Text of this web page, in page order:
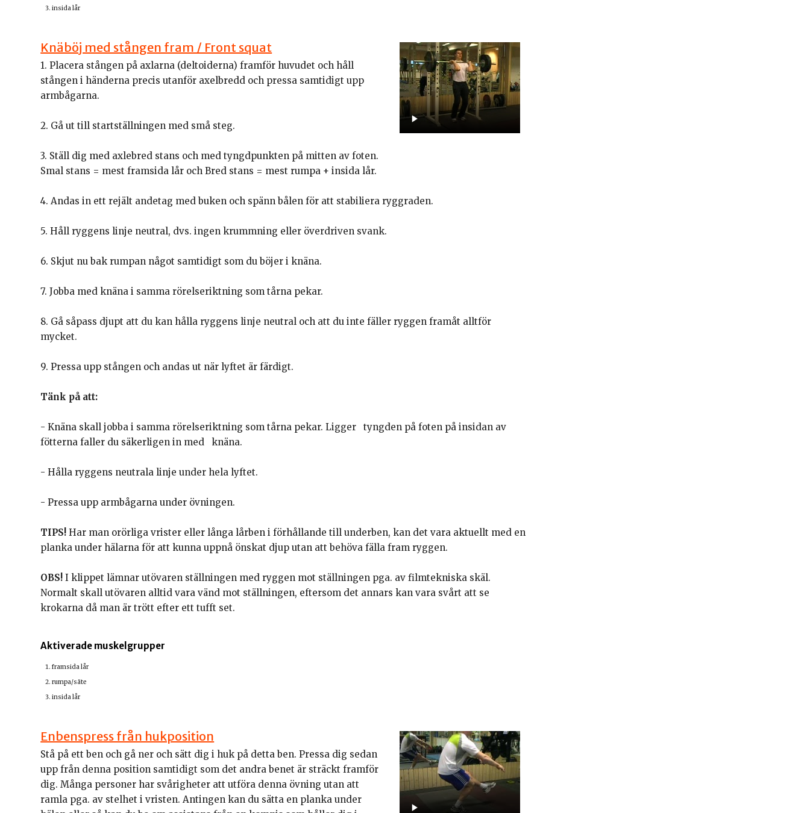
insida lår
Knäböj med stången fram / Front squat
1. Placera stången på axlarna (deltoiderna) framför huvudet och håll
stången i händerna precis utanför axelbredd och pressa samtidigt upp
armbågarna.
2. Gå ut till startställningen med små steg.
3. Ställ dig med axlebred stans och med tyngdpunkten på mitten av foten.
Smal stans = mest framsida lår och Bred stans = mest rumpa + insida lår.
4. Andas in ett rejält andetag med buken och spänn bålen för att stabiliera ryggraden.
5. Håll ryggens linje neutral, dvs. ingen krummning eller överdriven svank.
6. Skjut nu bak rumpan något samtidigt som du böjer i knäna.
7. Jobba med knäna i samma rörelseriktning som tårna pekar.
8. Gå såpass djupt att du kan hålla ryggens linje neutral och att du inte fäller ryggen framåt alltför
mycket.
9. Pressa upp stången och andas ut när lyftet är färdigt.
Tänk på att:
- Knäna skall jobba i samma rörelseriktning som tårna pekar. Ligger tyngden på foten på insidan av
fötterna faller du säkerligen in med knäna.
- Hålla ryggens neutrala linje under hela lyftet.
- Pressa upp armbågarna under övningen.
TIPS! Har man orörliga vrister eller långa lårben i förhållande till underben, kan det vara aktuellt med en
planka under hälarna för att kunna uppnå önskat djup utan att behöva fälla fram ryggen.
OBS! I klippet lämnar utövaren ställningen med ryggen mot ställningen pga. av filmtekniska skäl.
Normalt skall utövaren alltid vara vänd mot ställningen, eftersom det annars kan vara svårt att se
krokarna då man är trött efter ett tufft set.
Aktiverade muskelgrupper
framsida lår
rumpa/säte
insida lår
Enbenspress från hukposition
Stå på ett ben och gå ner och sätt dig i huk på detta ben. Pressa dig sedan
upp från denna position samtidigt som det andra benet är sträckt framför
dig. Många personer har svårigheter att utföra denna övning utan att
ramla pga. av stelhet i vristen. Antingen kan du sätta en planka under